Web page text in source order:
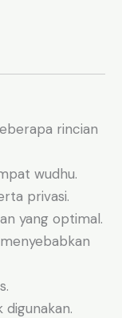
rincian
wudhu.
privasi.
yang optimal.
digunakan.